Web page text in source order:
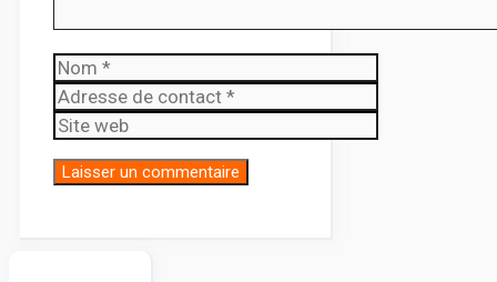
Nom
Adresse de contact
Site web